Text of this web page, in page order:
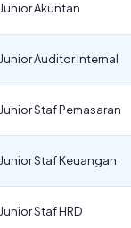
Junior Akuntan
Junior Auditor Internal
Junior Staf Pemasaran
Junior Staf Keuangan
Junior Staf HRD